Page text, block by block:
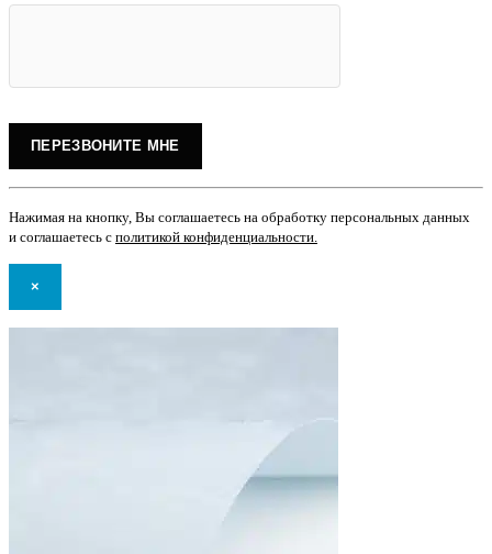
Нажимая на кнопку, Вы соглашаетесь на обработку персональных данных
и соглашаетесь с политикой конфиденциальности
×